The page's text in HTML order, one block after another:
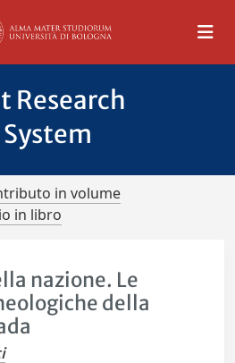
Research
in volume
in libro
nazione. Le
della